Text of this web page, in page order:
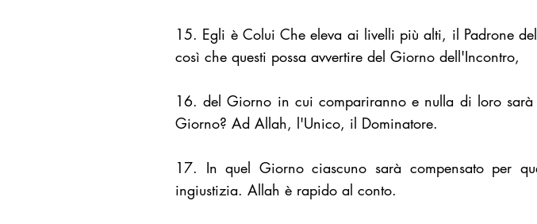
15. Egli è Colui Che eleva ai livelli più alti, il Padrone
così che questi possa avvertire del Giorno dell'Incontro,
16. del Giorno in cui compariranno e nulla di loro
Giorno? Ad Allah, l'Unico, il Dominatore.
17. In quel Giorno ciascuno sarà compensato per
ingiustizia. Allah è rapido al conto.